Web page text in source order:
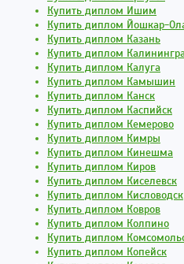
Купить диплом Ишим
Купить диплом Йошкар-
Купить диплом Казань
Купить диплом
Купить диплом Калуга
Купить диплом Камышин
Купить диплом Канск
Купить диплом Каспийск
Купить диплом Кемерово
Купить диплом Кимры
Купить диплом Кинешма
Купить диплом Киров
Купить диплом Киселевск
Купить диплом Кисловодск
Купить диплом Ковров
Купить диплом Колпино
Купить диплом
Купить диплом Копейск